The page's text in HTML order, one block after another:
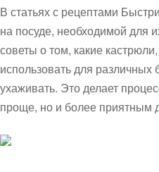
В статьях с рецептами
на посуде, необходимой для
советы о том, какие
использовать для различных
ухаживать. Это делает
проще, но и более приятным